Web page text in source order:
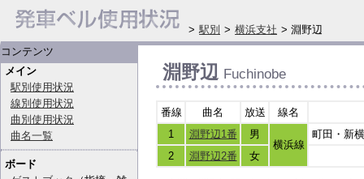
コンテンツ
メイン
駅別使用状況
線別使用状況
曲別使用状況
曲名一覧
ボード
淵野辺 Fuchinobe
番線 曲名 放送
線名
1
淵野辺1番
男
横浜線
町田・新
2
淵野辺2番 女
> 駅別 > 横浜支社 > 淵野辺